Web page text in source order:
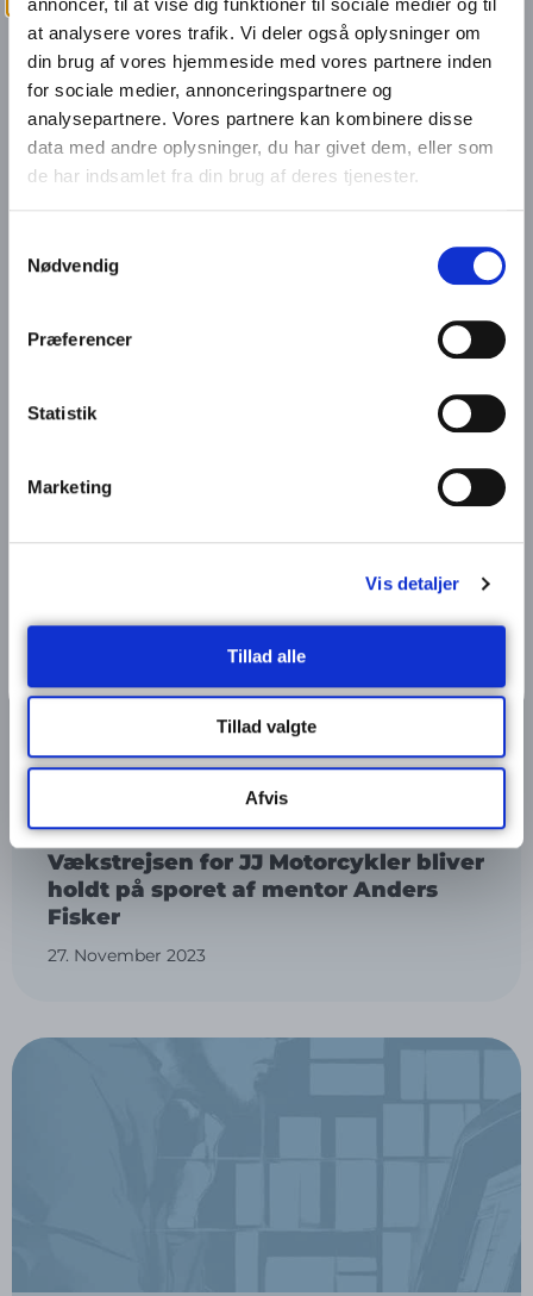
annoncer, til at vise dig funktioner til sociale medier og til
at analysere vores trafik. Vi deler også oplysninger om
din brug af vores hjemmeside med vores partnere inden
for sociale medier, annonceringspartnere og
analysepartnere. Vores partnere kan kombinere disse
data med andre oplysninger, du har givet dem, eller som
de har indsamlet fra din brug af deres tjenester.
Nødvendig
Præferencer
Statistik
Marketing
Vis detaljer
Tillad alle
Tillad valgte
Afvis
og videre..
Gad vide hvad læren bliver af Nordic
11. January 2024
Vækstrejsen for JJ Motorcykler bliver
holdt på sporet af mentor Anders
Fisker
27. November 2023
Nyhedsbrevs tilmelding
Tilmeld dig vores nyhedsbrev, og bliv
arrangementer og tilbud samt hvad der
sker hos os i Business Randers.
Navn